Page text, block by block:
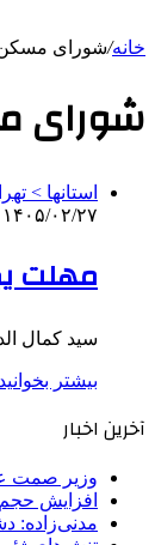
خانه/شورای
شورای
استانها >
۱۴۰۵/۰۲/۲۷
مهلت
سید کمال
بیشتر
آخرین اخبار
وزیر صمت
افزایش حجم
مدنی‌زاده: